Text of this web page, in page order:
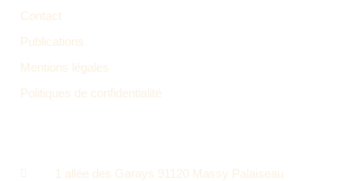
Contact
Publications
Mentions légales
Politiques de confidentialité
1 allée des Garays 91120 Massy Palaiseau